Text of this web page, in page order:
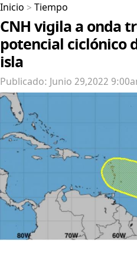
Inicio > Tiempo
CNH vigila a onda
potencial ciclónico
isla
Publicado: Junio 29,2022